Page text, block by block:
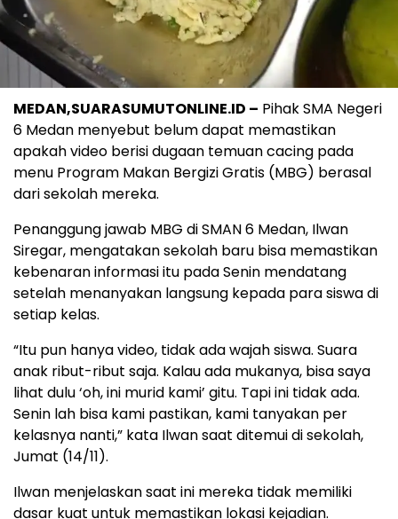
MEDAN,SUARASUMUTONLINE.ID – Pihak SMA Negeri
6 Medan menyebut belum dapat memastikan
apakah video berisi dugaan temuan cacing pada
menu Program Makan Bergizi Gratis (MBG) berasal
dari sekolah mereka.
Penanggung jawab MBG di SMAN 6 Medan, Ilwan
Siregar, mengatakan sekolah baru bisa memastikan
kebenaran informasi itu pada Senin mendatang
setelah menanyakan langsung kepada para siswa di
setiap kelas.
“Itu pun hanya video, tidak ada wajah siswa. Suara
anak ribut-ribut saja. Kalau ada mukanya, bisa saya
lihat dulu ‘oh, ini murid kami’ gitu. Tapi ini tidak ada.
Senin lah bisa kami pastikan, kami tanyakan per
kelasnya nanti,” kata Ilwan saat ditemui di sekolah,
Jumat (14/11).
Ilwan menjelaskan saat ini mereka tidak memiliki
dasar kuat untuk memastikan lokasi kejadian.